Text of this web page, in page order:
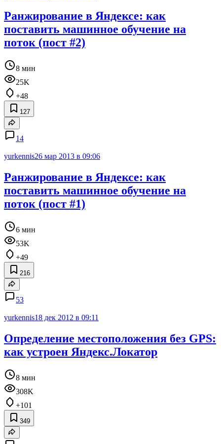
Ранжирование в Яндексе: как
поставить машинное обучение на
поток (пост #2)
8 мин
25K
+48
127
14
yurkennis26 мар 2013 в 09:06
Ранжирование в Яндексе: как
поставить машинное обучение на
поток (пост #1)
6 мин
53K
+49
216
53
yurkennis18 дек 2012 в 09:11
Определение местоположения без GPS:
как устроен Яндекс.Локатор
8 мин
308K
+101
349